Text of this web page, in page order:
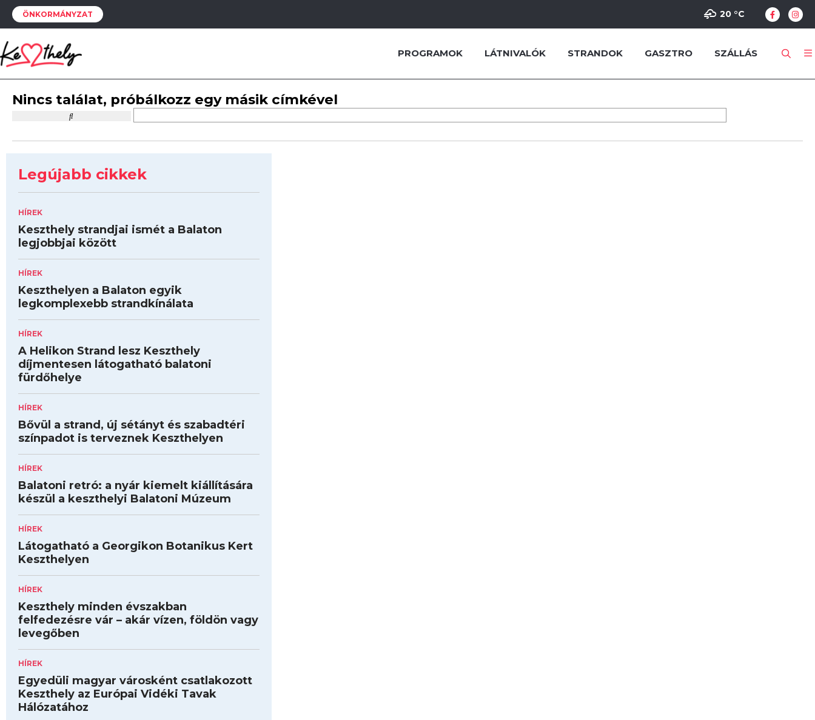
ÖNKORMÁNYZAT 20 °C
PROGRAMOK LÁTNIVALÓK STRANDOK GASZTRO SZÁLLÁS
Nincs találat, próbálkozz egy másik címkével
Legújabb cikkek
HÍREK
Keszthely strandjai ismét a Balaton
legjobbjai között
HÍREK
Keszthelyen a Balaton egyik
legkomplexebb strandkínálata
HÍREK
A Helikon Strand lesz Keszthely
díjmentesen látogatható balatoni
fürdőhelye
HÍREK
Bővül a strand, új sétányt és szabadtéri
színpadot is terveznek Keszthelyen
HÍREK
Balatoni retró: a nyár kiemelt kiállítására
készül a keszthelyi Balatoni Múzeum
HÍREK
Látogatható a Georgikon Botanikus Kert
Keszthelyen
HÍREK
Keszthely minden évszakban
felfedezésre vár – akár vízen, földön vagy
levegőben
HÍREK
Egyedüli magyar városként csatlakozott
Keszthely az Európai Vidéki Tavak
Hálózatához